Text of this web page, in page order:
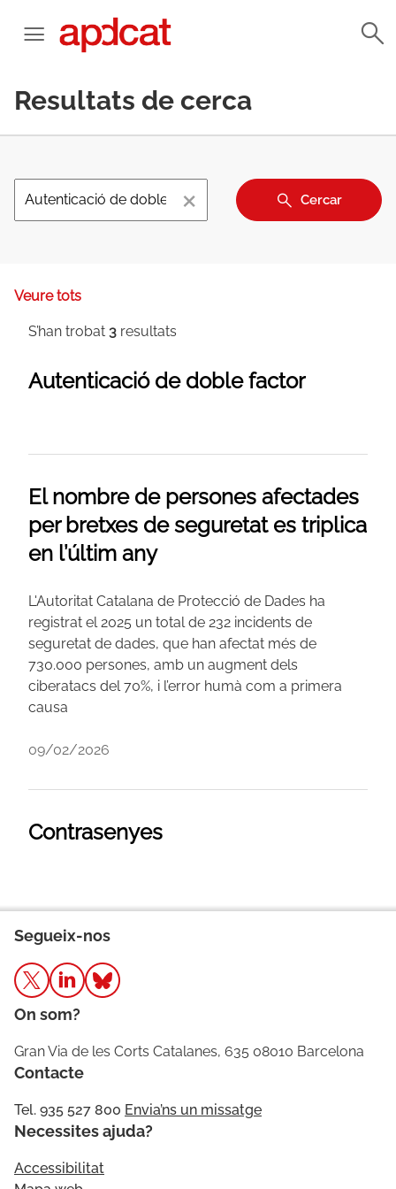
Resultats de cerca
× Cercar
Veure tots
S’han trobat 3 resultats
Autenticació de doble factor
El nombre de persones afectades
per bretxes de seguretat es triplica
en l’últim any
L'Autoritat Catalana de Protecció de Dades ha
registrat el 2025 un total de 232 incidents de
seguretat de dades, que han afectat més de
730.000 persones, amb un augment dels
ciberatacs del 70%, i l’error humà com a primera
causa
09/02/2026
Contrasenyes
Segueix-nos
On som?
Gran Via de les Corts Catalanes, 635 08010 Barcelona
Contacte
Tel. 935 527 800 Envia’ns un missatge
Necessites ajuda?
Accessibilitat